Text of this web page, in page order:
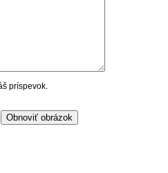
príspevok.